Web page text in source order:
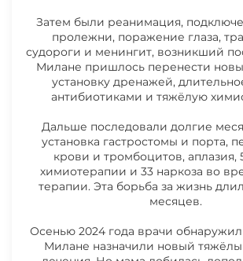
Затем были реанимация,
пролежни, поражение глаза,
судороги и менингит, возникший
Милане пришлось перенести
установку дренажей,
антибиотиками и тяжёлую
Дальше последовали долгие
установка гастростомы и порта,
крови и тромбоцитов, аплазия,
химиотерапии и 33 наркоза во
терапии. Эта борьба за жизнь
месяцев.
Осенью 2024 года врачи
Милане назначили новый